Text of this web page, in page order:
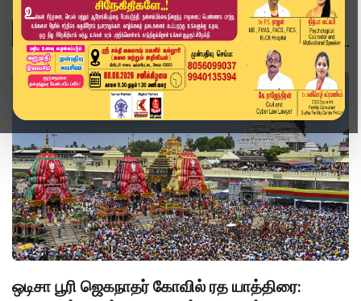
இந்தியா
ஒடிசா பூரி ஜெகநாதர் கோவில் ரத யாத்திரை: